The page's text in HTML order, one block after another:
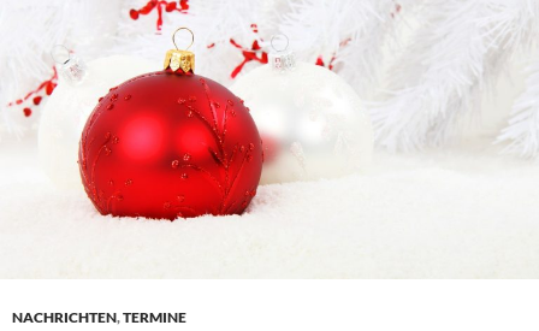
NACHRICHTEN,TERMINE